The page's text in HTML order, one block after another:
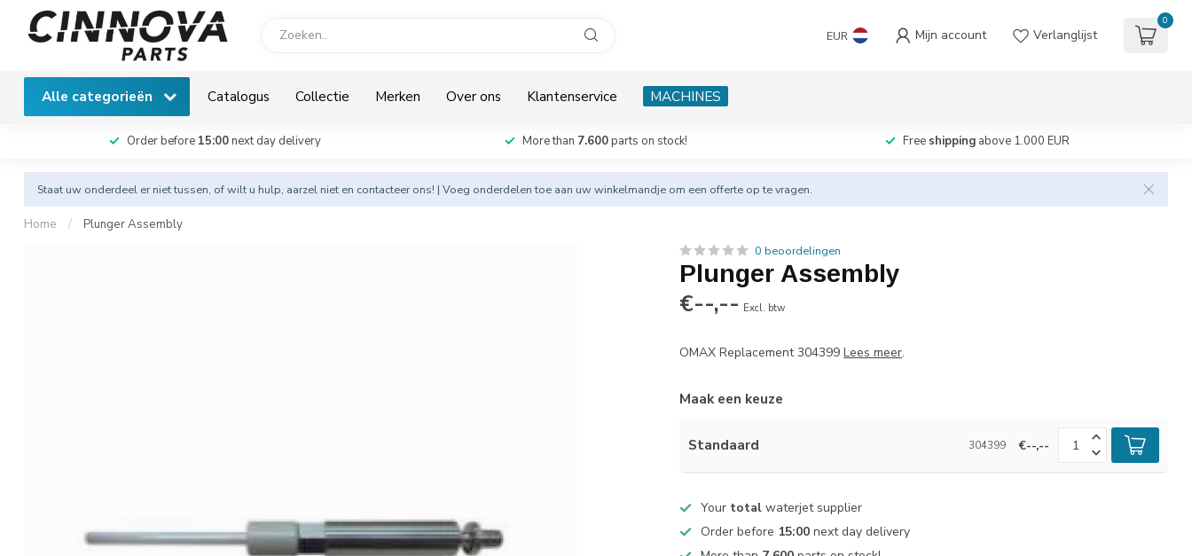
EUR Mijn account Verlanglijst
0
Alle categorieën Catalogus Collectie Merken Over ons Klantenservice MACHINES
Order before 15:00next day delivery More than 7.600parts on stock! Free shipping above 1.000 EUR
Staat uw onderdeel er niet tussen, of wilt u hulp, aarzel niet en contacteer ons! | Voeg onderdelen toe aan uw winkelmandje om een offerte op te vragen.
Home / Plunger Assembly
0 beoordelingen
Plunger Assembly
€--,-- Excl. btw
OMAX Replacement 304399Lees meer.
Maak een keuze
Standaard 304399 €--,--
Your total waterjet supplier
Order before 15:00 next day delivery